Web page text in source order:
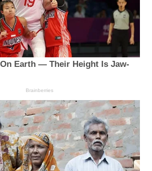
Earth — Their Height Is Jaw-
Brainberries